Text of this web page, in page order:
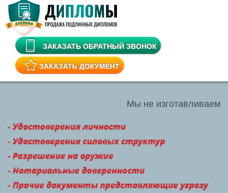
ЗАКАЗАТЬ ОБРАТНЫЙ ЗВОНОК
ЗАКАЗАТЬ ДОКУМЕНТ
Мы не изготавливаем